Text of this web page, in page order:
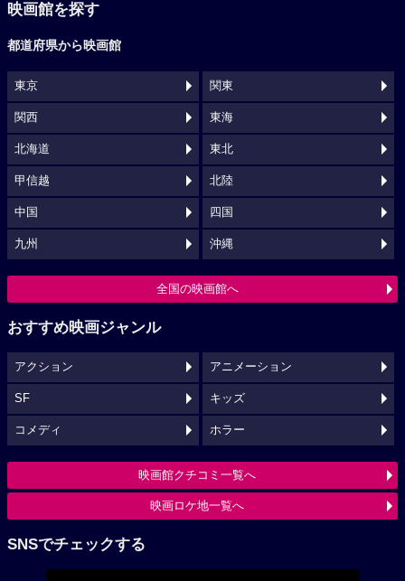
映画館を探す
都道府県から映画館
東京 関東
関西 東海
北海道 東北
甲信越 北陸
中国 四国
九州 沖縄
全国の映画館へ
おすすめ映画ジャンル
アクション アニメーション
SF キッズ
コメディ ホラー
映画館クチコミ一覧へ
映画ロケ地一覧へ
SNSでチェックする